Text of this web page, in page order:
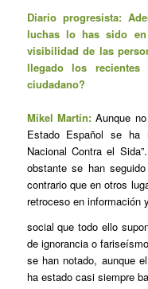
Diario progresista:
luchas lo has sido
visibilidad de las
llegado los
ciudadano?
Mikel Martín:Aunque
Estado Español se ha
Nacional Contra el
obstante se han
contrario que en otros
retroceso en información
social que todo ello
de ignorancia o
se han notado, aunque
ha estado casi siempre